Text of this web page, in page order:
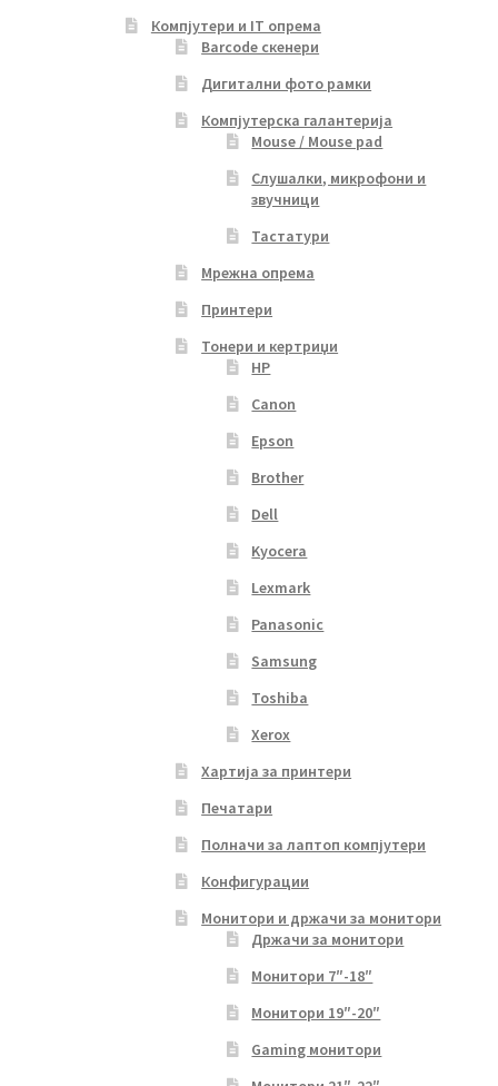
Компјутери и IT опрема
Barcode скенери
Дигитални фото рамки
Компјутерска галантерија
Mouse / Mouse pad
Слушалки, микрофони и
звучници
Тастатури
Мрежна опрема
Принтери
Тонери и кертриџи
HP
Canon
Epson
Brother
Dell
Kyocera
Lexmark
Panasonic
Samsung
Toshiba
Xerox
Хартија за принтери
Печатари
Полначи за лаптоп компјутери
Конфигурации
Монитори и држачи за монитори
Држачи за монитори
Монитори 7″-18″
Монитори 19″-20″
Gaming монитори